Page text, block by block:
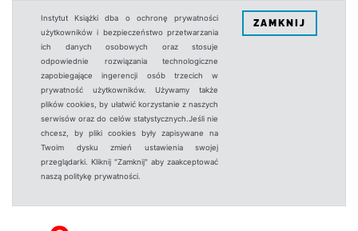
Instytut Książki dba o ochronę prywatności
użytkowników i bezpieczeństwo przetwarzania
ich danych osobowych oraz stosuje
odpowiednie rozwiązania technologiczne
zapobiegające ingerencji osób trzecich w
prywatność użytkowników. Używamy także
plików cookies, by ułatwić korzystanie z naszych
serwisów oraz do celów statystycznych.Jeśli nie
chcesz, by pliki cookies były zapisywane na
Twoim dysku zmień ustawienia swojej
przeglądarki. Kliknij "Zamknij" aby zaakceptować
naszą politykę prywatności.
ZAMKNIJ